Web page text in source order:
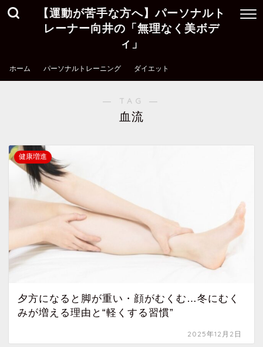
【運動が苦手な方へ】パーソナルト
レーナー向井の「無理なく美ボデ
ィ」
ホーム パーソナルトレーニング ダイエット
― TAG ―
血流
健康増進
夕方になると脚が重い・顔がむくむ…冬にむく
みが増える理由と“軽くする習慣”
2025年12月2日